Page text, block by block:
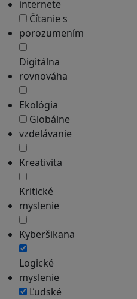
internete
Čítanie s
porozumením
Digitálna
rovnováha
Ekológia
Globálne
vzdelávanie
Kreativita
Kritické
myslenie
Kyberšikana
Logické
myslenie
Ľudské